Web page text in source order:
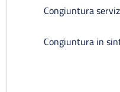
Congiuntura
Congiuntura in